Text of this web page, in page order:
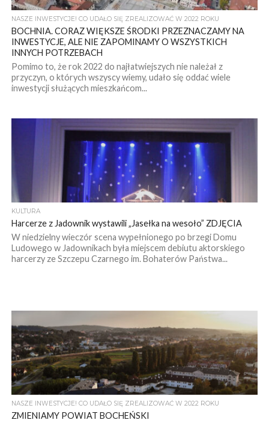
NASZE INWESTYCJE! CO UDAŁO SIĘ ZREALIZOWAĆ W 2022 ROKU
BOCHNIA. CORAZ WIĘKSZE ŚRODKI PRZEZNACZAMY NA
INWESTYCJE, ALE NIE ZAPOMINAMY O WSZYSTKICH
INNYCH POTRZEBACH
Pomimo to, że rok 2022 do najłatwiejszych nie należał z
przyczyn, o których wszyscy wiemy, udało się oddać wiele
inwestycji służących mieszkańcom...
KULTURA
Harcerze z Jadownik wystawili „Jasełka na wesoło” ZDJĘCIA
W niedzielny wieczór scena wypełnionego po brzegi Domu
Ludowego w Jadownikach była miejscem debiutu aktorskiego
harcerzy ze Szczepu Czarnego im. Bohaterów Państwa...
NASZE INWESTYCJE! CO UDAŁO SIĘ ZREALIZOWAĆ W 2022 ROKU
ZMIENIAMY POWIAT BOCHEŃSKI